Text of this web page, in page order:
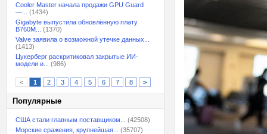
Cooler Master начала продажи GPU Guard
—...
(1434)
Gigabyte выпустила обновлённую плату
B760M...
(1370)
Valve заявила о возможной утечке данных...
(1413)
Цукерберг раскритиковал закрытые ИИ-
модели и...
(986)
< 1 2 3 4 5 6 7 8 >
Популярные
США стали главным поставщиком...
(42508)
Морские сражения, крупнейшая...
(35707)